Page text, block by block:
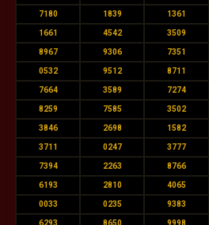
7180 1839 1361
1661 4542 3509
8967 9306 7351
0532 9512 8711
7664 3589 7274
8259 7585 3502
3846 2698 1582
3711 0247 3777
7394 2263 8766
6193 2810 4065
0033 0235 9383
6293 8650 9998